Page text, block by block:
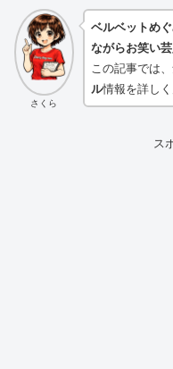
さくら
ベルベットめ
ながらお笑い
この記事では
ル情報を詳し
ス